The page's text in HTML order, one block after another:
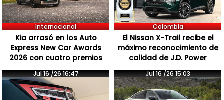
Internacional
Kia arrasó en los Auto
Express New Car Awards
2026 con cuatro premios
Colombia
El Nissan X-Trail recibe el
máximo reconocimiento de
calidad de J.D. Power
Jul 16 /26 16:47 Jul 16 /26 15:03